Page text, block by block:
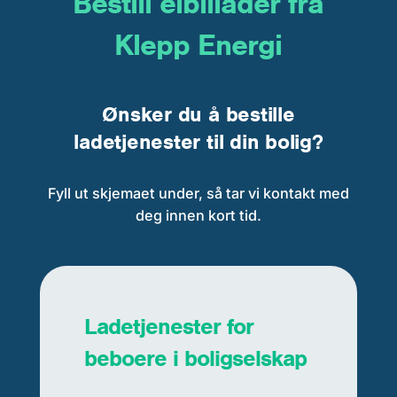
Klepp Energi
Ønsker du å bestille
ladetjenester til din bolig?
Fyll ut skjemaet under, så tar vi kontakt med
deg innen kort tid.
Ladetjenester for
beboere i boligselskap